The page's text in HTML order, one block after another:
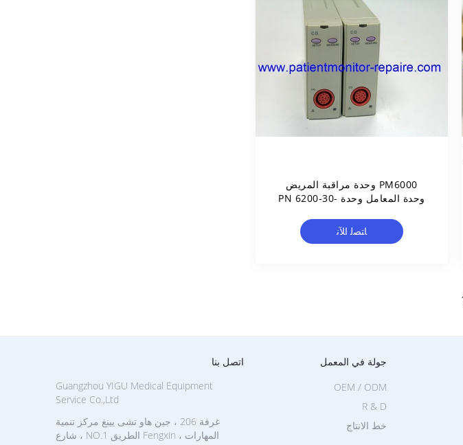
PM6000 وحدة مراقبة المريض
وحدة المعامل وحدة PN 6200-30-
ﺎﺘﺼﻟ ﺍﻶﻧ
جولة في المعمل
خط الانتاج
OEM / ODM
R & D
اتصل بنا
Guangzhou YIGU Medical Equipment
Service Co.,Ltd
غرفة 206 ، جين هاو تشى يينغ مركز تنمية
المهارات ، Fengxin الطريق NO.1 ، شارع